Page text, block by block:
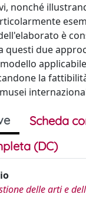
nonché
è
questi due
la
Scheda
(DC)
delle arti e